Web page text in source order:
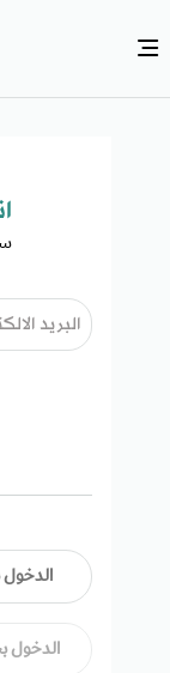
الدخول